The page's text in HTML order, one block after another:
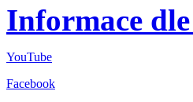
Informace
YouTube
Facebook